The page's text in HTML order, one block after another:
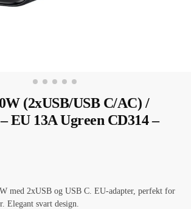
(2xUSB/USB C/AC) /
EU 13A Ugreen CD314 –
med 2xUSB og USB C. EU-adapter, perfekt for
Elegant svart design.